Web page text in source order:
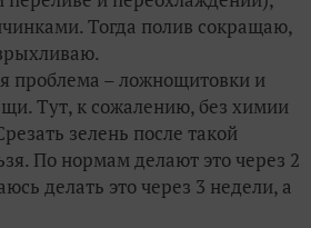
Тогда полив сокращаю,
проблема – ложнощитовки и
Тут, к сожалению, без химии
зелень после такой
По нормам делают это через 2
делать это через 3 недели, а